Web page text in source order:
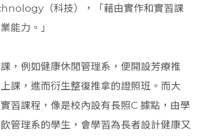
（科技），「藉由實作和實習課
能力。」
，例如健康休閒管理系，便開設芳療推
課，進而衍生整復推拿的證照班。而大
習課程，像是校內設有長照C 據點，由學
管理系的學生，會學習為長者設計健康又